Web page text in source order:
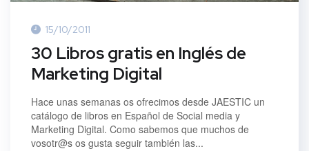
15/10/2011
30 Libros gratis en Inglés de
Marketing Digital
Hace unas semanas os ofrecimos desde JAESTIC un
catálogo de libros en Español de Social media y
Marketing Digital. Como sabemos que muchos de
vosotr@s os gusta seguir también las...